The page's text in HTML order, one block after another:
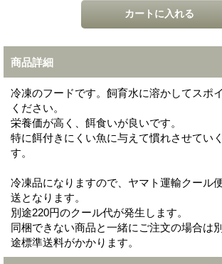
商品詳細
冷凍のフードです。飼育水に溶かしてスポ
ください。
栄養価が高く、餌食いが良いです。
特に餌付きにくい魚に与えて慣れさせてい
す。
冷凍品になりますので、ヤマト運輸クール
送となります。
別途220円のクール代が発生します。
同梱できない商品と一緒にご注文の場合は
途標準送料がかかります。